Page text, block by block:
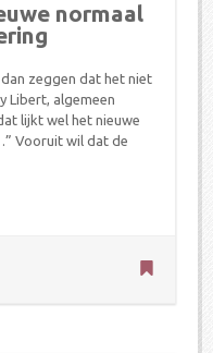
normaal
zeggen dat het niet
Libert, algemeen
lijkt wel het nieuwe
Vooruit wil dat de